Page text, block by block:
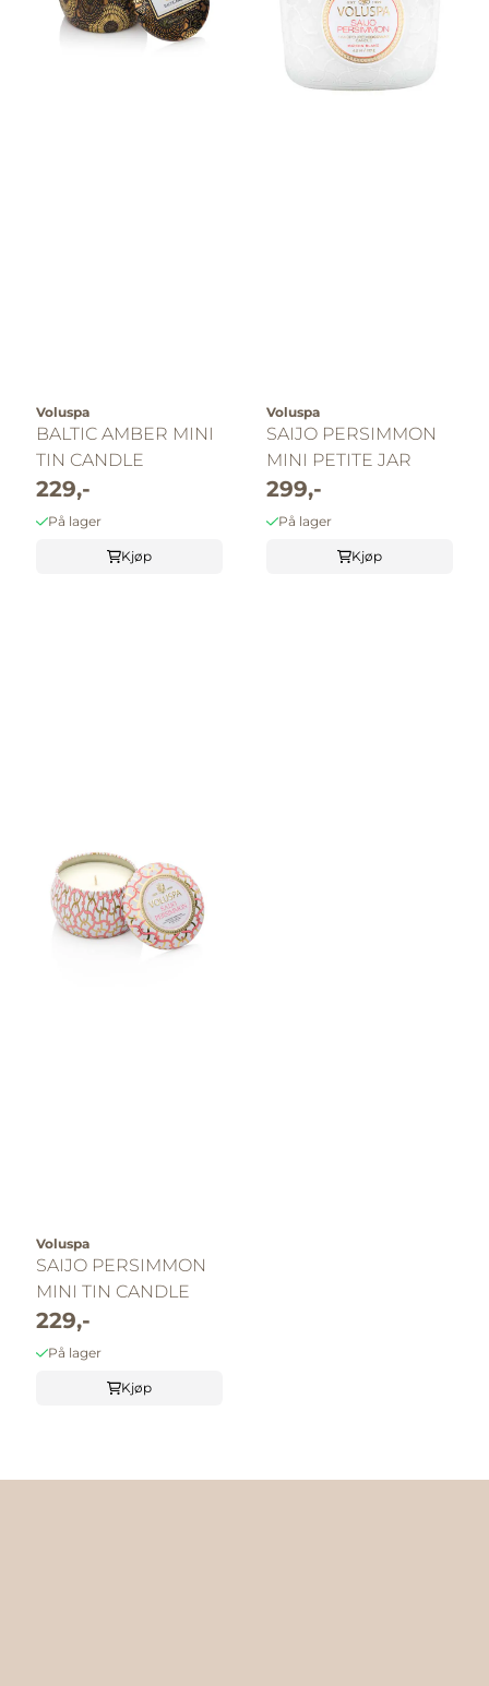
Voluspa
BALTIC AMBER MINI
TIN CANDLE
229,-
På lager
Kjøp
Voluspa
SAIJO PERSIMMON
MINI PETITE JAR
299,-
På lager
Kjøp
Voluspa
SAIJO PERSIMMON
MINI TIN CANDLE
229,-
På lager
Kjøp